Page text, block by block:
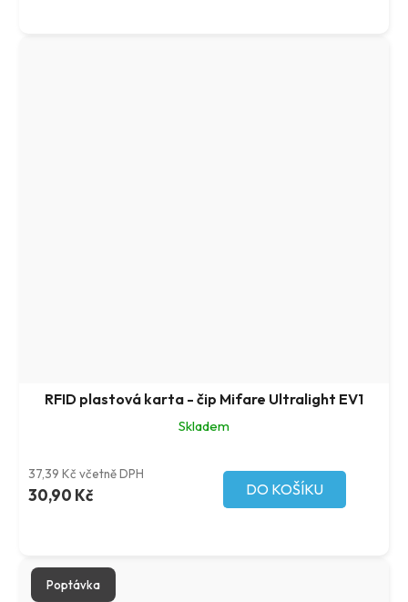
RFID plastová karta - čip Mifare Ultralight EV1
Skladem
37,39 Kč včetně DPH
30,90 Kč DO KOŠÍKU
Poptávka